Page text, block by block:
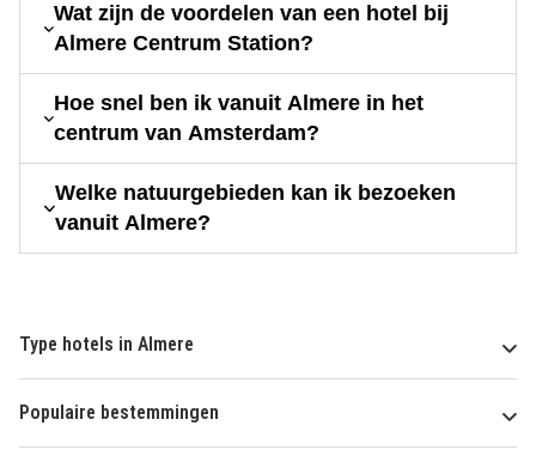
Wat zijn de voordelen van een hotel bij
Almere Centrum Station?
Hoe snel ben ik vanuit Almere in het
centrum van Amsterdam?
Welke natuurgebieden kan ik bezoeken
vanuit Almere?
Type hotels in Almere
Populaire bestemmingen